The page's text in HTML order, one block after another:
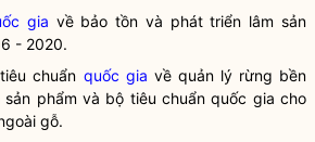
gia về bảo tồn và phát triển lâm sản
- 2020.
chuẩn quốc gia về quản lý rừng bền
sản phẩm và bộ tiêu chuẩnquốc gia cho
gỗ.